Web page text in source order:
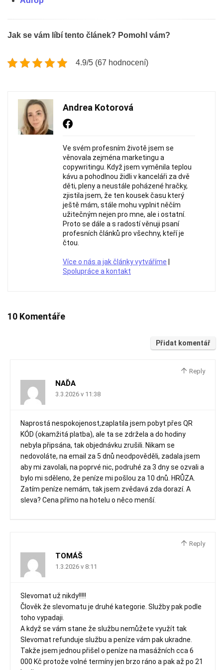
Jak se vám líbí tento článek? Pomohl vám?
4.9/5 (67 hodnocení)
Andrea Kotorová
Ve svém profesním životě jsem se
věnovala zejména marketingu a
copywritingu. Když jsem vyměnila teplou
kávu a pohodlnou židli v kanceláři za dvě
děti, pleny a neustále poházené hračky,
zjistila jsem, že ten kousek času který
ještě mám, stále mohu vyplnit něčím
užitečným nejen pro mne, ale i ostatní.
Proto se dále a s radostí věnuji psaní
profesních článků pro všechny, kteří je
čtou.
Více o nás a jak články vytváříme
Spolupráce a kontakt
10 Komentáře
Přidat komentář
Reply
NAĎA
3.3.2026 v 11:38
Naprostá nespokojenost,zaplatila jsem pobyt přes QR
KÓD (okamžitá platba), ale ta se zdržela a do hodiny
nebyla připsána, tak objednávku zrušili. Nikam se
nedovoláte, na email za 5 dnů neodpověděli, zadala jsem
aby mi zavolali, na poprvé nic, podruhé za 3 dny se ozvali a
bylo mi sděleno, že peníze mi pošlou za 10 dnů. HRŮZA.
Zatím peníze nemám, tak jsem zvědavá zda dorazí. A
sleva? Cena přímo na hotelu o něco menší.
Reply
TOMÁŠ
1.3.2026 v 8:11
Slevomat už nikdy!!!!!
Člověk že slevomatu je druhé kategorie. Služby pak podle
toho vypadaji.
A když se vám stane že službu nemůžete využít tak
Slevomat refunduje službu a peníze vám pak ukradne.
Takže jsem jednou přišel o peníze na masážních cca 6
000 Kč protože volné termíny jen brzo ráno a pak až po 21